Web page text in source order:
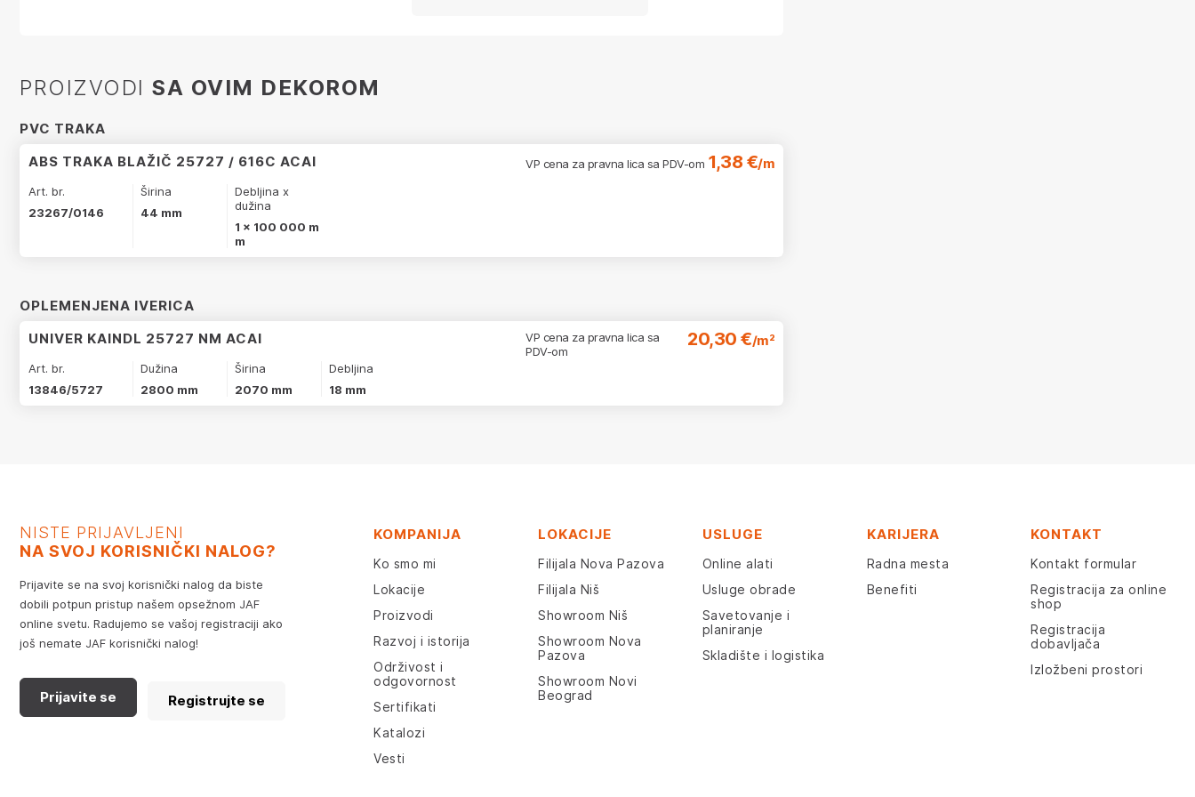
PROIZVODI SA OVIM DEKOROM
PVC TRAKA
ABS TRAKA BLAŽIČ 25727 / 616C ACAI
Art. br.
23267/0146
Širina
44 mm
Debljina x
dužina
1 x 100 000 m
m
VP cena za pravna lica sa PDV-om 1,38 €/m
OPLEMENJENA IVERICA
UNIVER KAINDL 25727 NM ACAI
Art. br.
13846/5727
Dužina
2800 mm
Širina
2070 mm
Debljina
18 mm
VP cena za pravna lica sa
PDV-om
20,30 €/m²
NISTE PRIJAVLJENI
NA SVOJ KORISNIČKI NALOG?
Prijavite se na svoj korisnički nalog da biste
dobili potpun pristup našem opsežnom JAF
online svetu. Radujemo se vašoj registraciji ako
još nemate JAF korisnički nalog!
Prijavite se Registrujte se
KOMPANIJA
Ko smo mi
Lokacije
Proizvodi
Razvoj i istorija
Održivost i
odgovornost
Sertifikati
Katalozi
Vesti
LOKACIJE
Filijala Nova Pazova
Filijala Niš
Showroom Niš
Showroom Nova
Pazova
Showroom Novi
Beograd
USLUGE
Online alati
Usluge obrade
Savetovanje i
planiranje
Skladište i logistika
KARIJERA
Radna mesta
Benefiti
KONTAKT
Kontakt formular
Registracija za online
shop
Registracija
dobavljača
Izložbeni prostori